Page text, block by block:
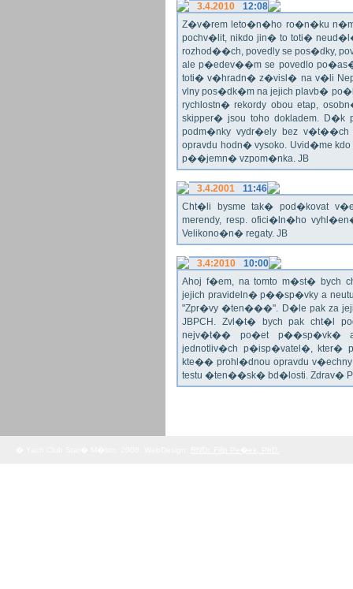
3.4.2010
12:08
Z�v�rem leto�n�ho ro�n�ku
pochv�lit, nikdo jin� to toti�
rozhod��ch, povedly se pos�dky,
ale p�edev��m se povedlo
toti� v�hradn� z�visl� na v�li
vlny pos�dk�m na jejich plavb�
rychlostn� rekordy obou etap,
skipper� jsou toho dokladem.
podm�nky vydr�ely bez v�t��ch
opravdu hodn� vysoko. Uvid�me
p��jemn� vzpom�nka. JB
3.4.2001
11:46
Cht�li bysme tak� pod�kovat
merendy, resp. ofici�ln�ho
Velikono�n� regaty. JB
3.4:2010
10:00
Ahoj f�em, na tomto m�st� bych
jejich pravideln� p��sp�vky a
"Zpr�vy �ten���". D�le pak za
JBPCH. Zvl�t� bych pak cht�l
nejv�t�� po�et p��sp�vk�
jednotliv�ch p�isp�vatel�, kter�
kte�� prohl�dnou opravdu
testu �ten��sk� bd�losti. Zdrav�